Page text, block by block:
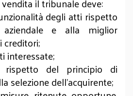
degli atti rispetto
e alla miglior
creditori;
interessate;
rispetto del principio di
selezione dell’acquirente;